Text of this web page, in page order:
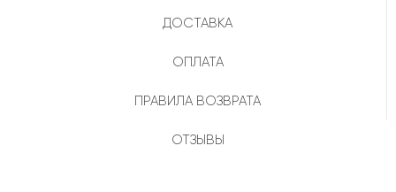
ДОСТАВКА
ОПЛАТА
ПРАВИЛА ВОЗВРАТА
ОТЗЫВЫ